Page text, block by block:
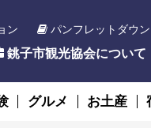
ン パンフレットダウ
銚子市観光協会について
グルメ お土産